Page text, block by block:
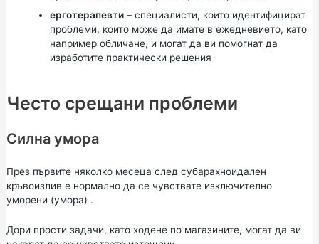
ерготерапевти– специалисти, които идентифицират
проблеми, които може да имате в ежедневието, като
например обличане, и могат да ви помогнат да
изработите практически решения
Често срещани проблеми
Силна умора
През първите няколко месеца след субарахноидален
кръвоизлив е нормално да се чувствате изключително
уморени (умора) .
Дори прости задачи, като ходене по магазините, могат да ви